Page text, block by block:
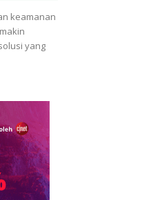
keamanan
yang